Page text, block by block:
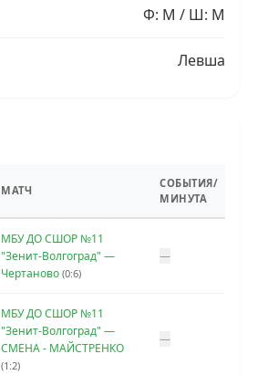
Ф: M / Ш: M
Левша
МАТЧ
СОБЫТИЯ/
МИНУТА
МБУ ДО СШОР №11
"Зенит-Волгоград" —
Чертаново (0:6)
—
МБУ ДО СШОР №11
"Зенит-Волгоград" —
СМЕНА - МАЙСТРЕНКО
(1:2)
—